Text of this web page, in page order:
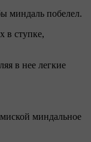
миндаль побелел.
в ступке,
в нее легкие
миндальное